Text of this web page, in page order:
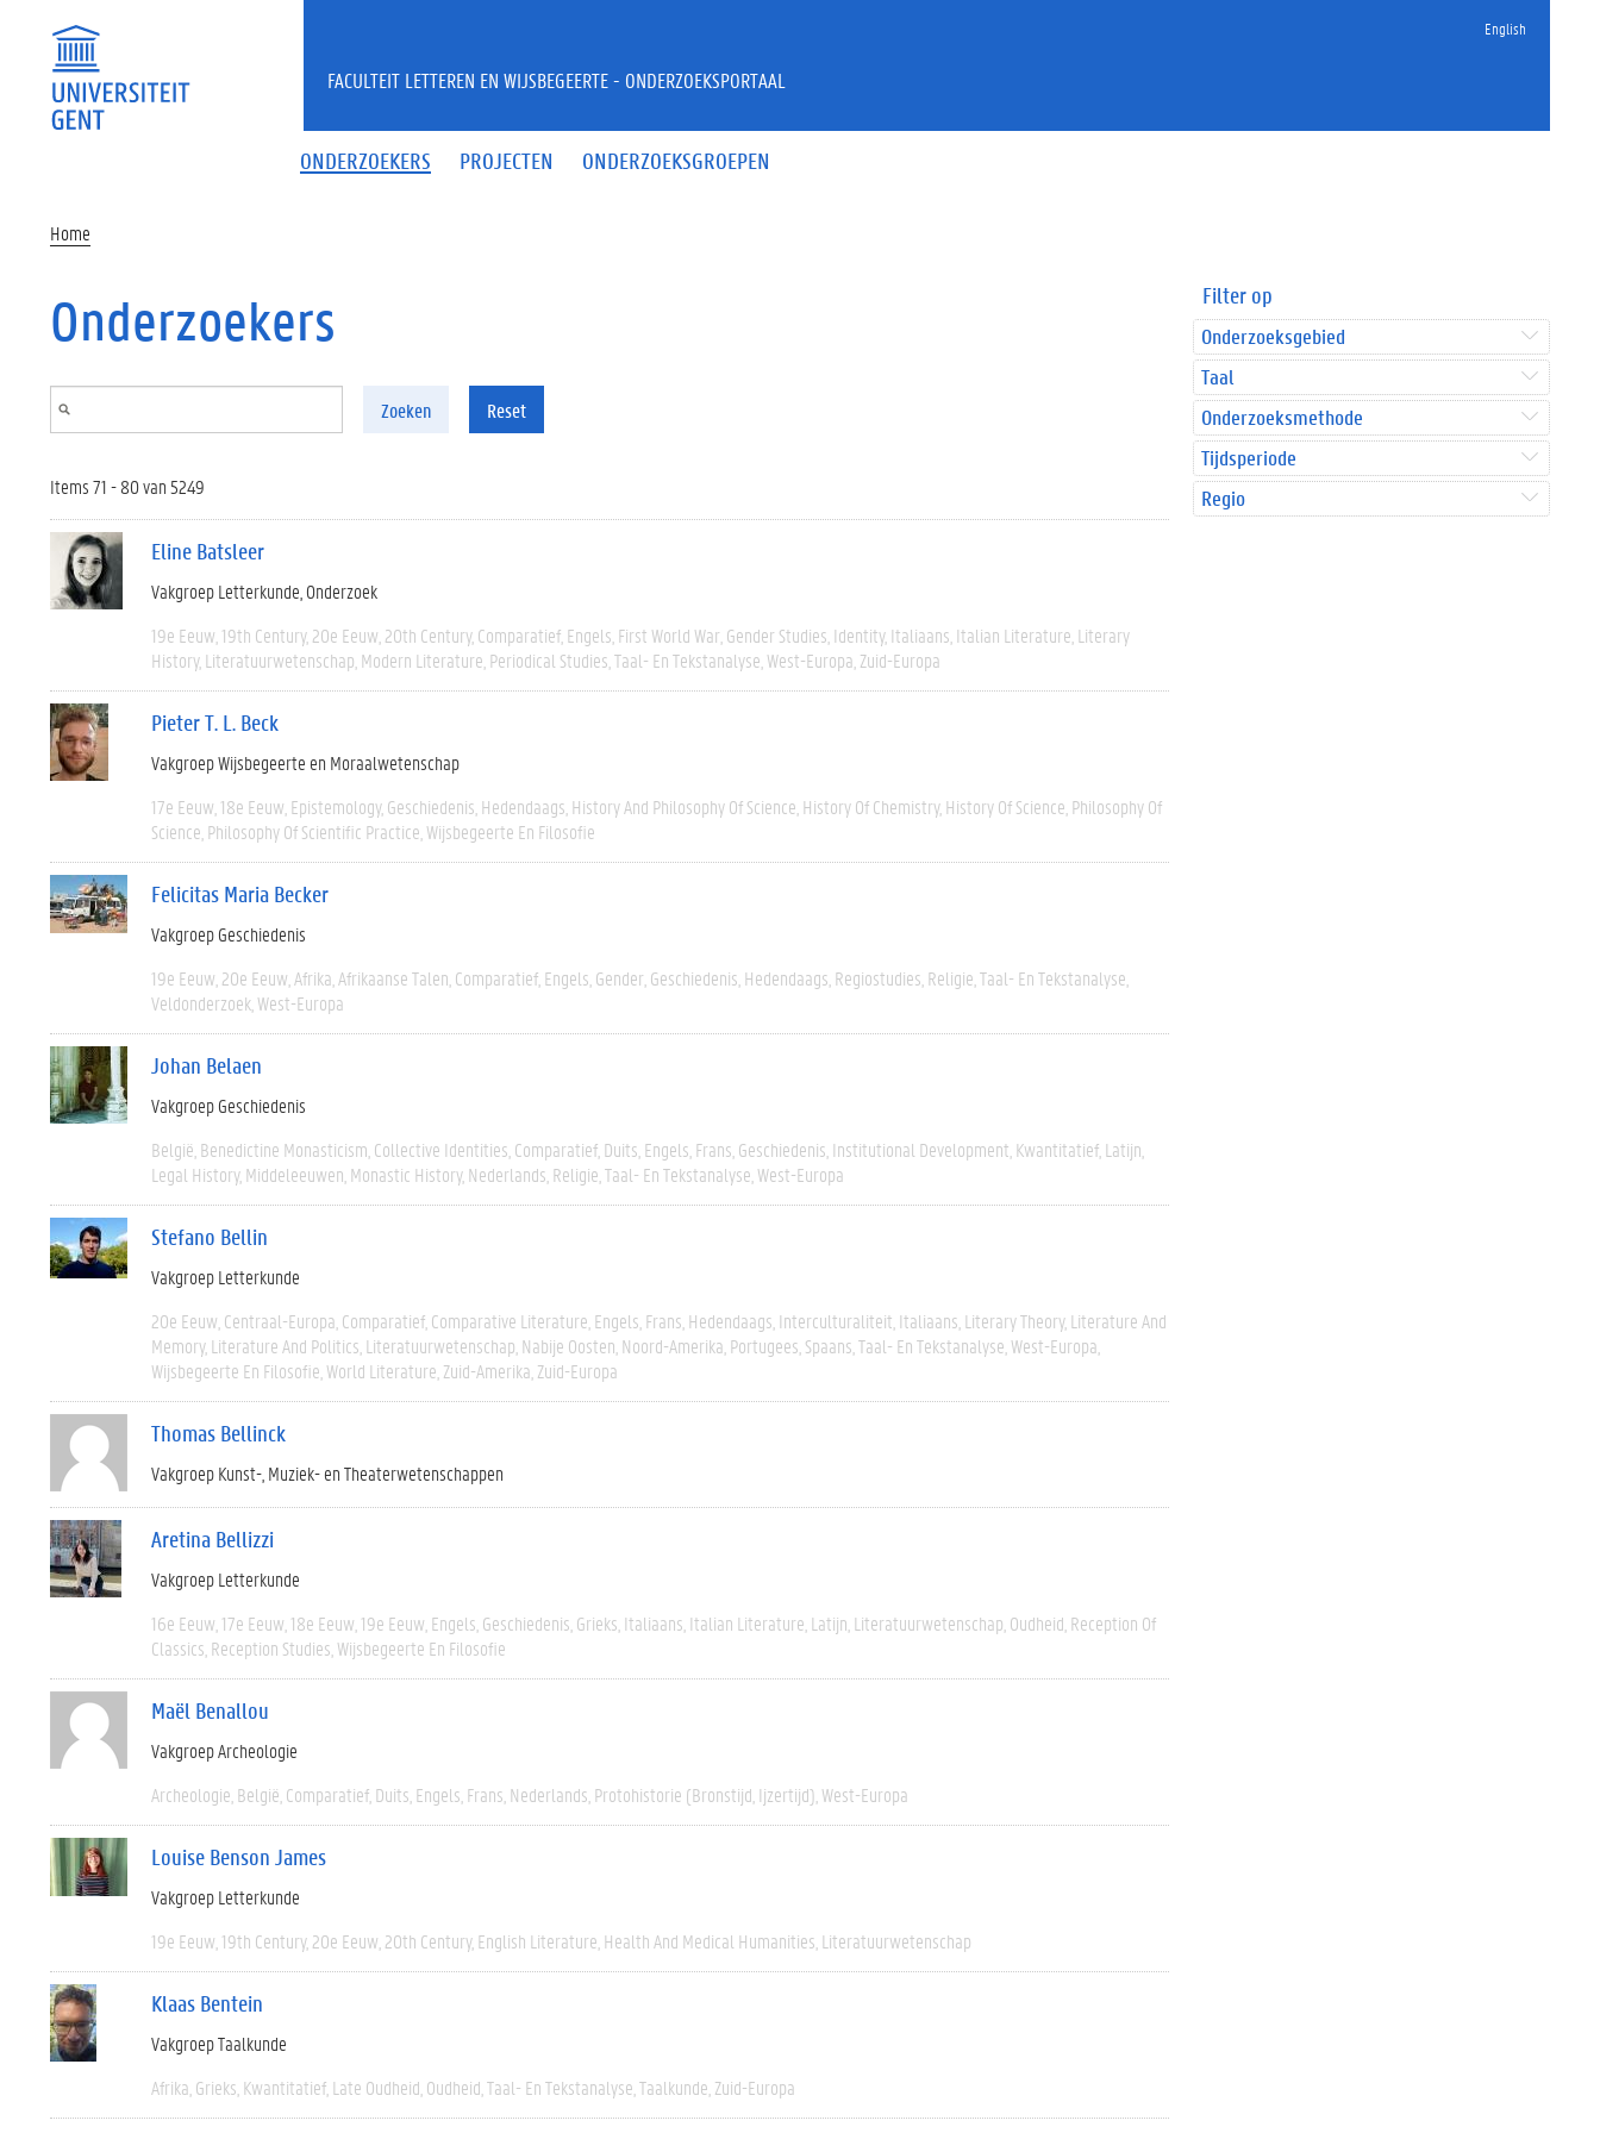
English
ONDERZOEKERS PROJECTEN ONDERZOEKSGROEPEN
FACULTEIT LETTEREN EN WIJSBEGEERTE - ONDERZOEKSPORTAAL
Home
Onderzoekers
Zoeken Reset
Items 71 - 80 van 5249
Eline Batsleer
Vakgroep Letterkunde Onderzoek
19e Eeuw 19th Century 20e Eeuw 20th Century Comparatief Engels First World War Gender Studies Identity Italiaans Italian Literature Literary
History Literatuurwetenschap Modern Literature Periodical Studies Taal- En Tekstanalyse West-Europa Zuid-Europa
Pieter T. L. Beck
Vakgroep Wijsbegeerte en Moraalwetenschap
17e Eeuw 18e Eeuw Epistemology Geschiedenis Hedendaags History And Philosophy Of Science History Of Chemistry History Of Science Philosophy Of
Science Philosophy Of Scientific Practice Wijsbegeerte En Filosofie
Felicitas Maria Becker
Vakgroep Geschiedenis
19e Eeuw 20e Eeuw Afrika Afrikaanse Talen Comparatief Engels Gender Geschiedenis Hedendaags Regiostudies Religie Taal- En Tekstanalyse
Veldonderzoek West-Europa
Johan Belaen
Vakgroep Geschiedenis
België Benedictine Monasticism Collective Identities Comparatief Duits Engels Frans Geschiedenis Institutional Development Kwantitatief Latijn
Legal History Middeleeuwen Monastic History Nederlands Religie Taal- En Tekstanalyse West-Europa
Stefano Bellin
Vakgroep Letterkunde
20e Eeuw Centraal-Europa Comparatief Comparative Literature Engels Frans Hedendaags Interculturaliteit Italiaans Literary Theory Literature And
Memory Literature And Politics Literatuurwetenschap Nabije Oosten Noord-Amerika Portugees Spaans Taal- En Tekstanalyse West-Europa
Wijsbegeerte En Filosofie World Literature Zuid-Amerika Zuid-Europa
Thomas Bellinck
Vakgroep Kunst-, Muziek- en Theaterwetenschappen
Aretina Bellizzi
Vakgroep Letterkunde
16e Eeuw 17e Eeuw 18e Eeuw 19e Eeuw Engels Geschiedenis Grieks Italiaans Italian Literature Latijn Literatuurwetenschap Oudheid Reception Of
Classics Reception Studies Wijsbegeerte En Filosofie
Maël Benallou
Vakgroep Archeologie
Archeologie België Comparatief Duits Engels Frans Nederlands Protohistorie (bronstijd, Ijzertijd) West-Europa
Louise Benson James
Vakgroep Letterkunde
19e Eeuw 19th Century 20e Eeuw 20th Century English Literature Health And Medical Humanities Literatuurwetenschap
Klaas Bentein
Vakgroep Taalkunde
Afrika Grieks Kwantitatief Late Oudheid Oudheid Taal- En Tekstanalyse Taalkunde Zuid-Europa
Filter op
Onderzoeksgebied
Taal
Onderzoeksmethode
Tijdsperiode
Regio